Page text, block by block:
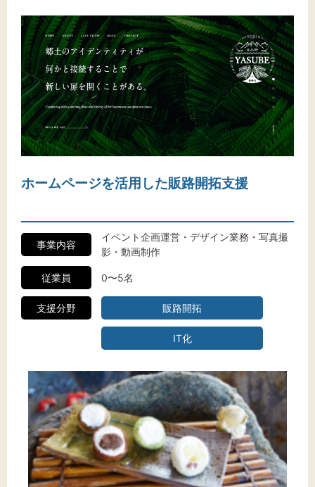
ホームページを活用した販路開拓支援
事業内容
イベント企画運営・デザイン業務・写真撮
影・動画制作
従業員 0〜5名
支援分野 販路開拓
IT化